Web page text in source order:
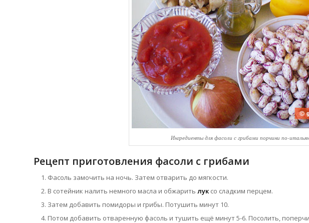
Ингредиенты для фасоли с грибами порчини по-
Рецепт приготовления фасоли с грибами
Фасоль замочить на ночь. Затем отварить до мягкости.
В сотейник налить немного масла и обжарить лук со сладким перцем.
Затем добавить помидоры и грибы. Потушить минут 10.
Потом добавить отваренную фасоль и тушить ещё минут 5-6. Посолить,